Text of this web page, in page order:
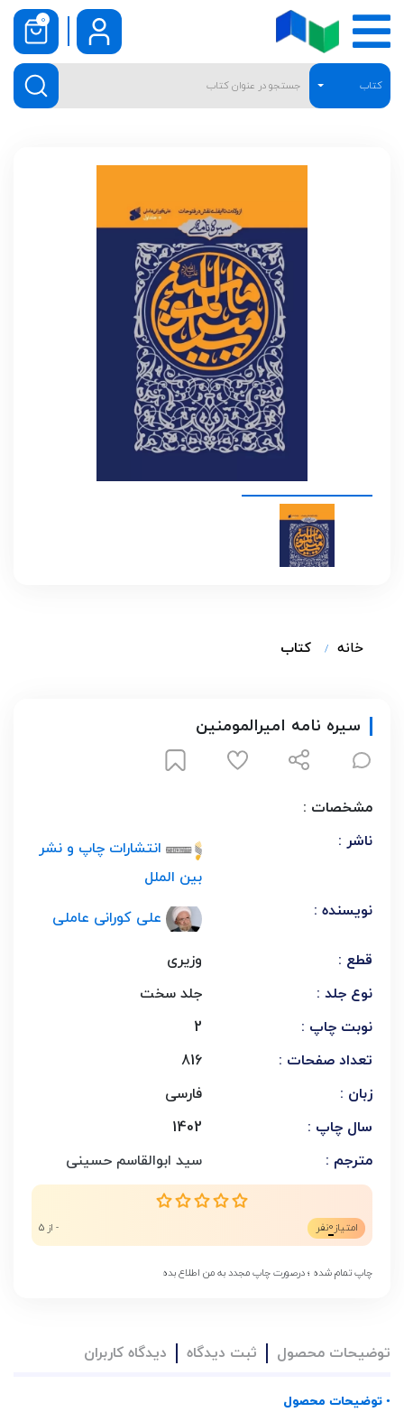
کتاب
0
خانه کتاب
سیره نامه امیرالمومنین
مشخصات :
ناشر :
انتشارات چاپ و نشر
بین الملل
نویسنده :
علی کورانی عاملی
قطع :
وزیری
نوع جلد :
جلد سخت
نوبت چاپ :
2
تعداد صفحات :
816
زبان :
فارسی
سال چاپ :
1402
مترجم :
سید ابوالقاسم حسینی
امتیاز0نفر - از 5
چاپ تمام شده ؛ درصورت چاپ مجدد به من اطلاع بده
توضیحات محصول ثبت دیدگاه دیدگاه کاربران
• توضیحات محصول